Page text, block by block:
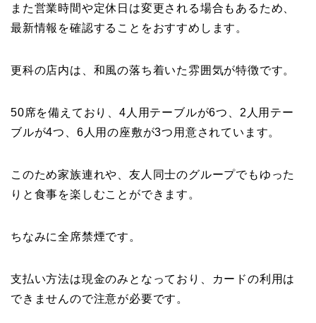
また営業時間や定休日は変更される場合もあるため、
最新情報を確認することをおすすめします。
更科の店内は、和風の落ち着いた雰囲気が特徴です。
50席を備えており、4人用テーブルが6つ、2人用テー
ブルが4つ、6人用の座敷が3つ用意されています。
このため家族連れや、友人同士のグループでもゆった
りと食事を楽しむことができます。
ちなみに全席禁煙です。
支払い方法は現金のみとなっており、カードの利用は
できませんので注意が必要です。